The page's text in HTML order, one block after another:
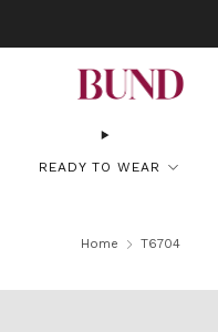
READY TO WEAR
Home T6704